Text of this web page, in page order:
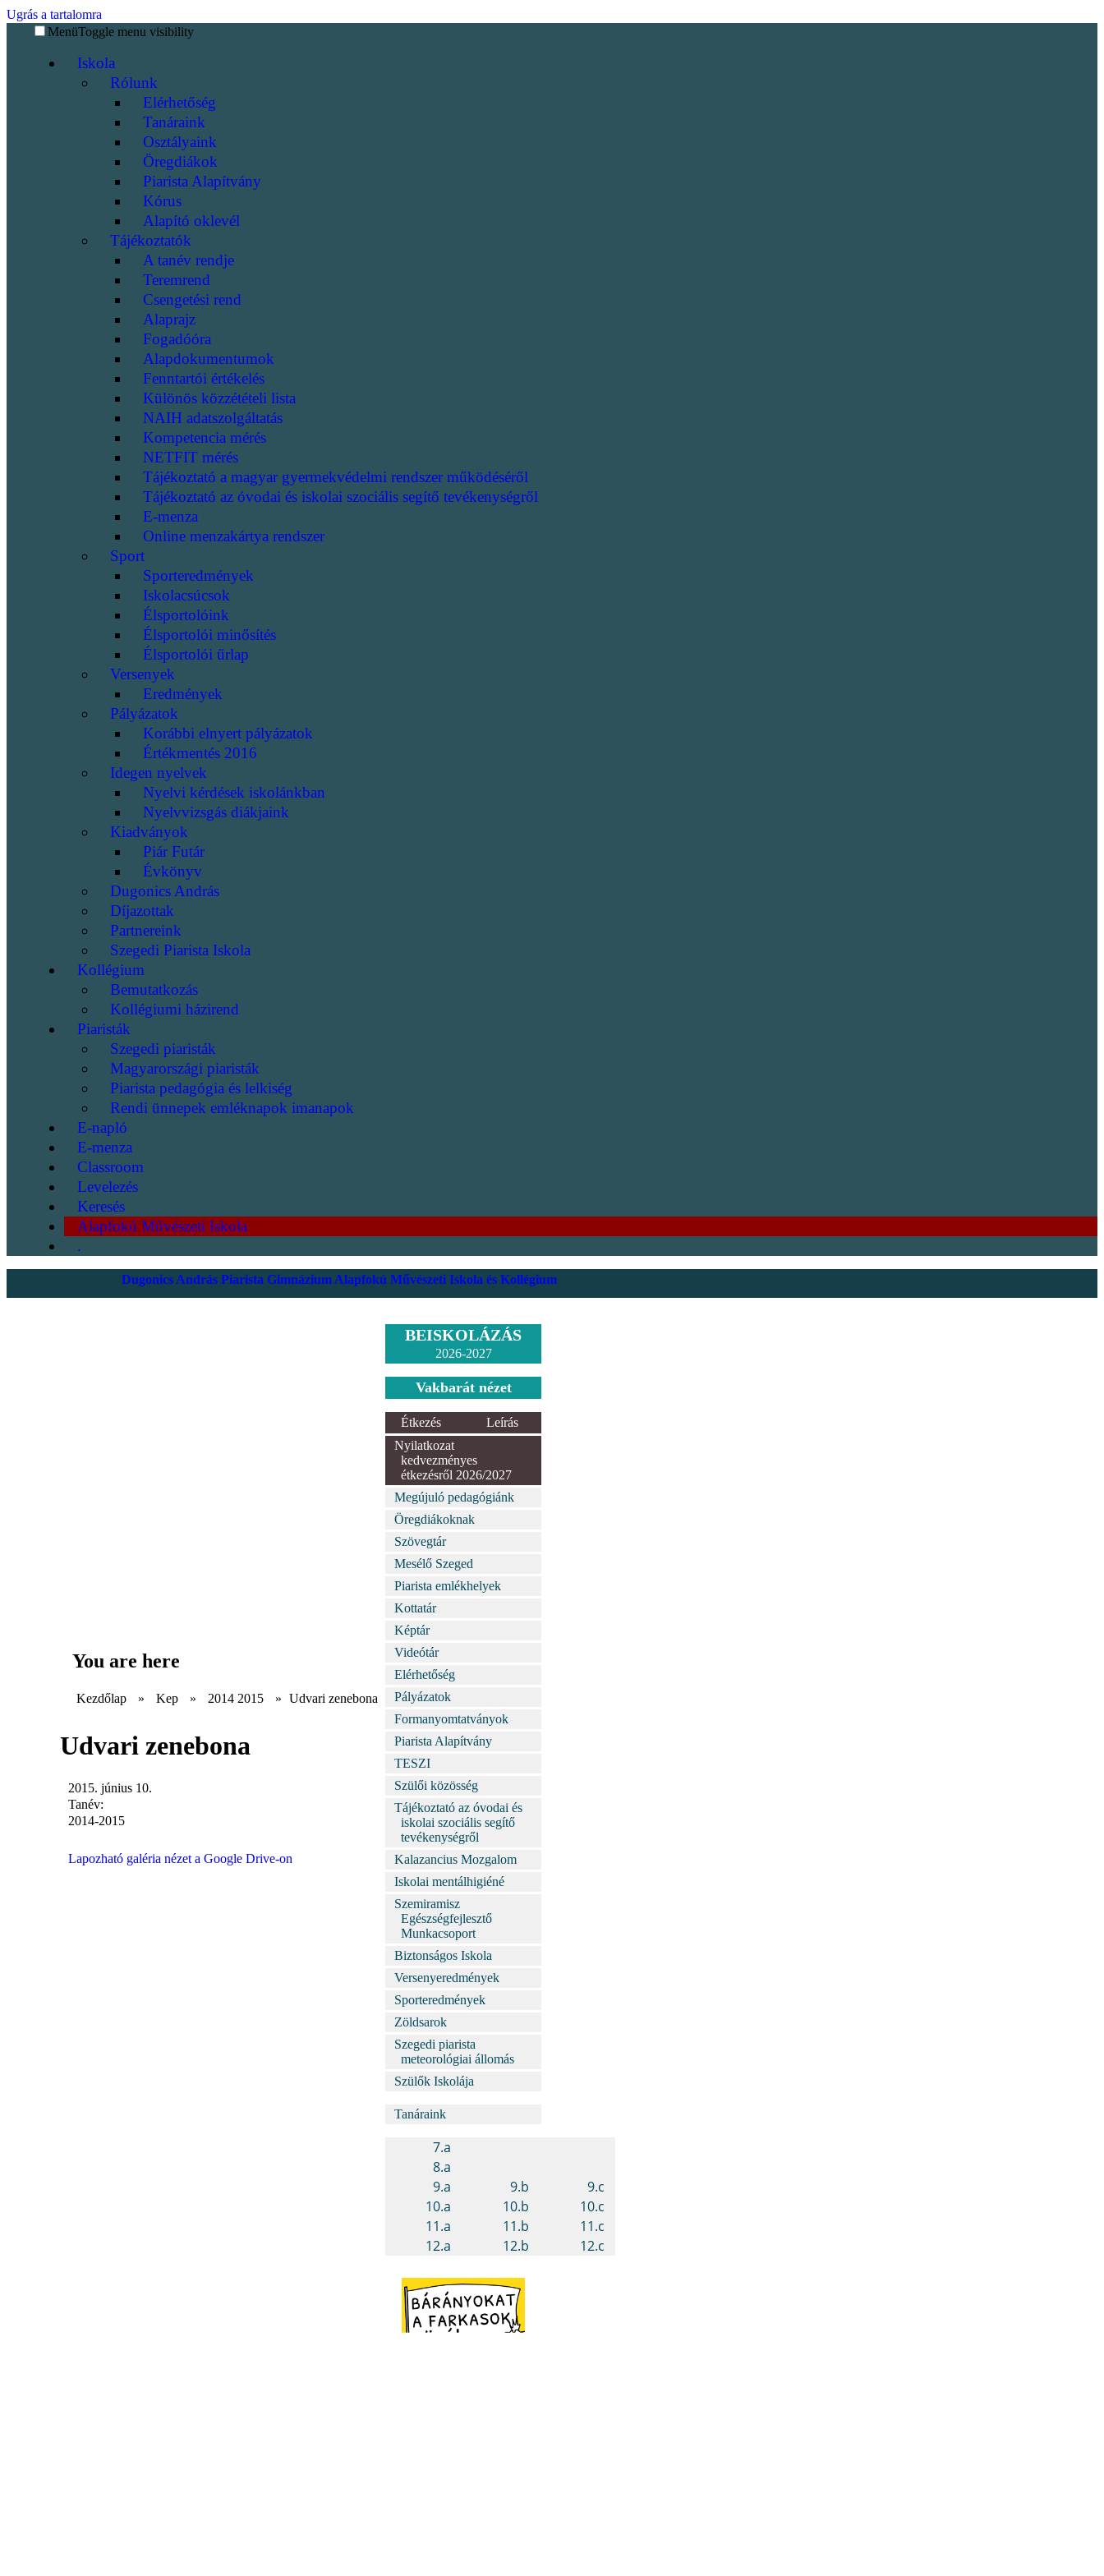
Ugrás a tartalomra
MenüToggle menu visibility
Iskola
Rólunk
Elérhetőség
Tanáraink
Osztályaink
Öregdiákok
Piarista Alapítvány
Kórus
Alapító oklevél
Tájékoztatók
A tanév rendje
Teremrend
Csengetési rend
Alaprajz
Fogadóóra
Alapdokumentumok
Fenntartói értékelés
Különös közzétételi lista
NAIH adatszolgáltatás
Kompetencia mérés
NETFIT mérés
Tájékoztató a magyar gyermekvédelmi rendszer működéséről
Tájékoztató az óvodai és iskolai szociális segítő tevékenységről
E-menza
Online menzakártya rendszer
Sport
Sporteredmények
Iskolacsúcsok
Élsportolóink
Élsportolói minősítés
Élsportolói űrlap
Versenyek
Eredmények
Pályázatok
Korábbi elnyert pályázatok
Értékmentés 2016
Idegen nyelvek
Nyelvi kérdések iskolánkban
Nyelvvizsgás diákjaink
Kiadványok
Piár Futár
Évkönyv
Dugonics András
Díjazottak
Partnereink
Szegedi Piarista Iskola
Kollégium
Bemutatkozás
Kollégiumi házirend
Piaristák
Szegedi piaristák
Magyarországi piaristák
Piarista pedagógia és lelkiség
Rendi ünnepek emléknapok imanapok
E-napló
E-menza
Classroom
Levelezés
Keresés
Alapfokú Művészeti Iskola
.
Dugonics András Piarista Gimnázium Alapfokú Művészeti Iskola és Kollégium
You are here
Kezdőlap » Kep » 2014 2015 » Udvari zenebona
Udvari zenebona
2015. június 10.
Tanév:
2014-2015
Lapozható galéria nézet a Google Drive-on
BEISKOLÁZÁS
2026-2027
Vakbarát nézet
Étkezés
Leírás
Nyilatkozat
kedvezményes
étkezésről 2026/2027
Megújuló pedagógiánk
Öregdiákoknak
Szövegtár
Mesélő Szeged
Piarista emlékhelyek
Kottatár
Képtár
Videótár
Elérhetőség
Pályázatok
Formanyomtatványok
Piarista Alapítvány
TESZI
Szülői közösség
Tájékoztató az óvodai és
iskolai szociális segítő
tevékenységről
Kalazancius Mozgalom
Iskolai mentálhigiéné
Szemiramisz
Egészségfejlesztő
Munkacsoport
Biztonságos Iskola
Versenyeredmények
Sporteredmények
Zöldsarok
Szegedi piarista
meteorológiai állomás
Szülők Iskolája
Tanáraink